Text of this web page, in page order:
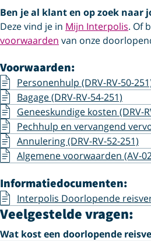
Ben je al klant en op zoek naar
Deze vind je in Mijn Interpolis. Of
voorwaarden van onze
Voorwaarden:
Personenhulp (DRV-RV-50-
Bagage (DRV-RV-54-251)
Geneeskundige kosten (DRV-
Pechhulp en vervangend
Annulering (DRV-RV-52-251)
Algemene voorwaarden (AV-
Informatiedocumenten:
Interpolis Doorlopende
Veelgestelde vragen:
Wat kost een doorlopende